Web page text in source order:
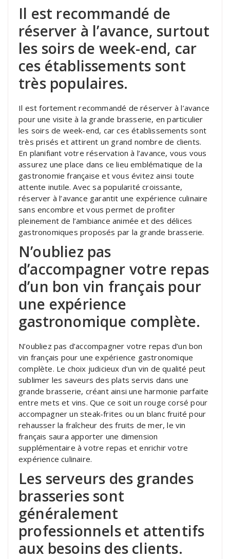
Il est recommandé de
réserver à l’avance, surtout
les soirs de week-end, car
ces établissements sont
très populaires.
Il est fortement recommandé de réserver à l’avance
pour une visite à la grande brasserie, en particulier
les soirs de week-end, car ces établissements sont
très prisés et attirent un grand nombre de clients.
En planifiant votre réservation à l’avance, vous vous
assurez une place dans ce lieu emblématique de la
gastronomie française et vous évitez ainsi toute
attente inutile. Avec sa popularité croissante,
réserver à l’avance garantit une expérience culinaire
sans encombre et vous permet de profiter
pleinement de l’ambiance animée et des délices
gastronomiques proposés par la grande brasserie.
N’oubliez pas
d’accompagner votre repas
d’un bon vin français pour
une expérience
gastronomique complète.
N’oubliez pas d’accompagner votre repas d’un bon
vin français pour une expérience gastronomique
complète. Le choix judicieux d’un vin de qualité peut
sublimer les saveurs des plats servis dans une
grande brasserie, créant ainsi une harmonie parfaite
entre mets et vins. Que ce soit un rouge corsé pour
accompagner un steak-frites ou un blanc fruité pour
rehausser la fraîcheur des fruits de mer, le vin
français saura apporter une dimension
supplémentaire à votre repas et enrichir votre
expérience culinaire.
Les serveurs des grandes
brasseries sont
généralement
professionnels et attentifs
aux besoins des clients.